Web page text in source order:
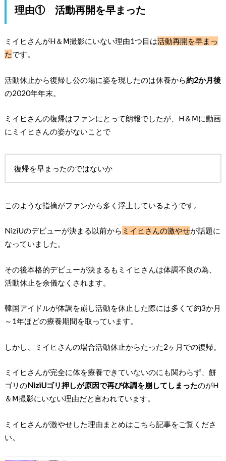
理由① 活動再開を早まった
ミイヒさんがH＆Ⅿ撮影にいない理由1つ目は活動再開を早まっ
たです。
活動休止から復帰し公の場に姿を現したのは休養から約2か月後
の2020年年末。
ミイヒさんの復帰はファンにとって朗報でしたが、H＆Ⅿに動画
にミイヒさんの姿がないことで
復帰を早まったのではないか
このような指摘がファンから多く浮上しているようです。
NiziUのデビューが決まる以前から ミイヒさんの激やせが話題に
なっていました。
その後本格的デビューが決まるもミイヒさんは体調不良の為、
活動休止を余儀なくされます。
韓国アイドルが体調を崩し活動を休止した際には多くて約3か月
～1年ほどの療養期間を取っています。
しかし、ミイヒさんの場合活動休止からたった2ヶ月での復帰。
ミイヒさんが完全に体を療養できていないのにも関わらず、餅
ゴリのNiziUゴリ押しが原因で再び体調を崩してしまったのがH
＆Ⅿ撮影にいない理由だと言われています。
ミイヒさんが激やせした理由まとめはこちら記事をご覧くださ
い。